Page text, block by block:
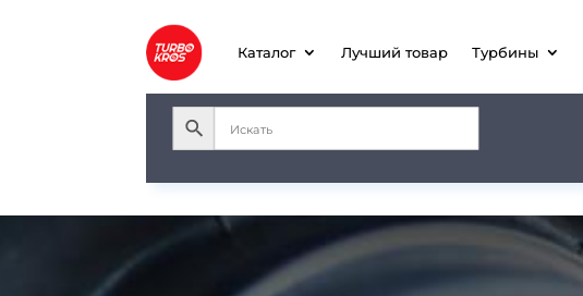
Каталог Лучший товар Турбины